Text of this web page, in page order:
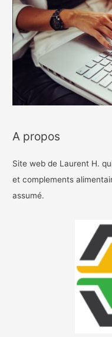
A propos
Site web de Laurent H.
et complements
assumé.